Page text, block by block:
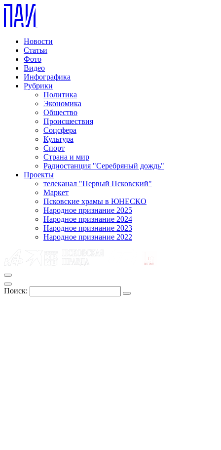
Новости
Статьи
Фото
Видео
Инфографика
Рубрики
Политика
Экономика
Общество
Происшествия
Соцсфера
Культура
Спорт
Страна и мир
Радиостанция "Серебряный дождь"
Проекты
телеканал "Первый Псковский"
Маркет
Псковские храмы в ЮНЕСКО
Народное признание 2025
Народное признание 2024
Народное признание 2023
Народное признание 2022
Поиск: